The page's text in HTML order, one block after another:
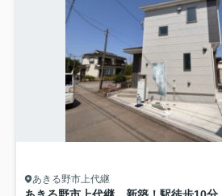
あきる野市上代継